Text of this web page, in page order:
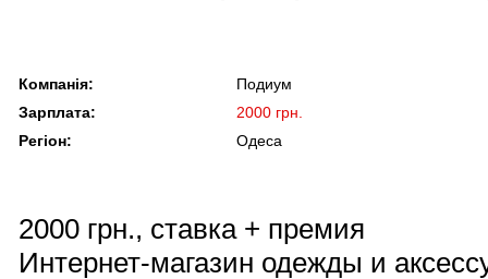
Компанія:
Подиум
Зарплата:
2000 грн.
Регіон:
Одеса
2000 грн., ставка + премия
Интернет-магазин одежды и